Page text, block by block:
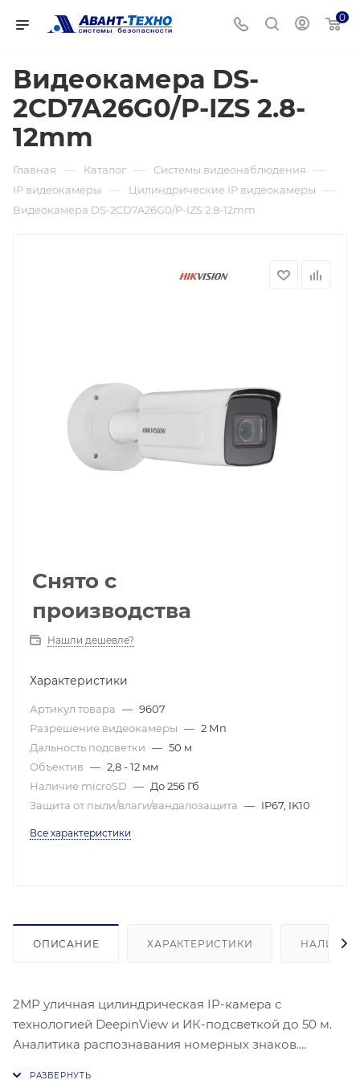
0
Видеокамера DS-
2CD7A26G0/P-IZS 2.8-
12mm
Главная — Каталог — Системы видеонаблюдения —
IP видеокамеры — Цилиндрические IP видеокамеры —
Видеокамера DS-2CD7A26G0/P-IZS 2.8-12mm
Снято с
производства
Нашли дешевле?
Характеристики
Артикул товара — 9607
Разрешение видеокамеры — 2 Мп
Дальность подсветки — 50 м
Объектив — 2,8 - 12 мм
Наличие microSD — До 256 Гб
Защита от пыли/влаги/вандалозащита — IP67, IK10
Все характеристики
ОПИСАНИЕ ХАРАКТЕРИСТИКИ НАЛИЧИЕ
2МР уличная цилиндрическая IP-камера с
технологией DeepinView и ИК-подсветкой до 50 м.
Аналитика распознавания номерных знаков.